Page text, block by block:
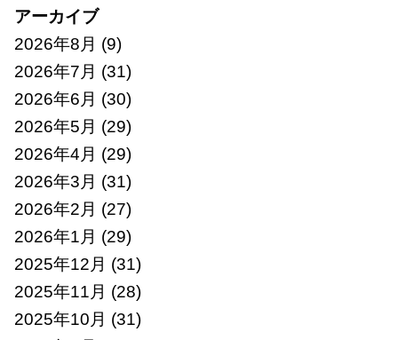
アーカイブ
2026年8月 (9)
2026年7月 (31)
2026年6月 (30)
2026年5月 (29)
2026年4月 (29)
2026年3月 (31)
2026年2月 (27)
2026年1月 (29)
2025年12月 (31)
2025年11月 (28)
2025年10月 (31)